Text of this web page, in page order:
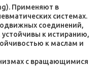
Применяют в
системах.
соединений,
к истиранию,
к маслам и
с вращающимися